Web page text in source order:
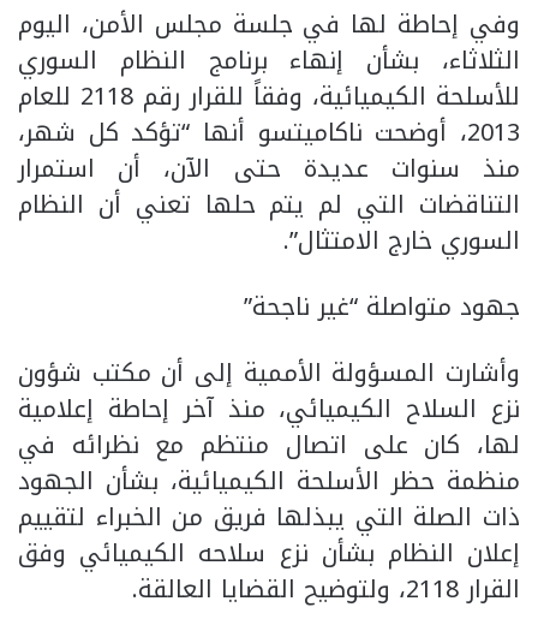
وفي إحاطة لها في جلسة مجلس الأمن، اليوم
الثلاثاء، بشأن إنهاء برنامج النظام السوري
للأسلحة الكيميائية، وفقاً للقرار رقم 2118 للعام
2013، أوضحت ناكاميتسو أنها “تؤكد كل شهر،
منذ سنوات عديدة حتى الآن، أن استمرار
التناقضات التي لم يتم حلها تعني أن النظام
السوري خارج الامتثال”.
جهود متواصلة “غير ناجحة”
وأشارت المسؤولة الأممية إلى أن مكتب شؤون
نزع السلاح الكيميائي، منذ آخر إحاطة إعلامية
لها، كان على اتصال منتظم مع نظرائه في
منظمة حظر الأسلحة الكيميائية، بشأن الجهود
ذات الصلة التي يبذلها فريق من الخبراء لتقييم
إعلان النظام بشأن نزع سلاحه الكيميائي وفق
القرار 2118، ولتوضيح القضايا العالقة.